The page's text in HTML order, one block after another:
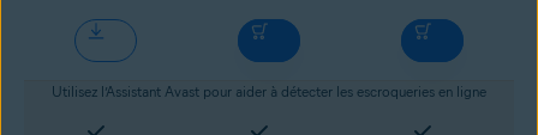
Utilisez l’Assistant Avast pour aider à détecter les escroqueries en ligne